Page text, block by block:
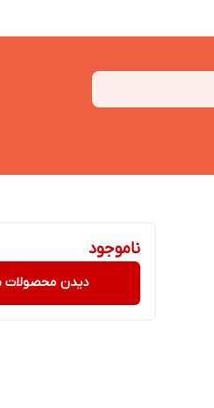
ناموجود
دیدن محصولات